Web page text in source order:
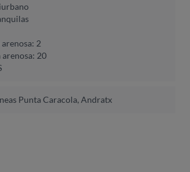
2
arenosa: 20
Punta Caracola, Andratx